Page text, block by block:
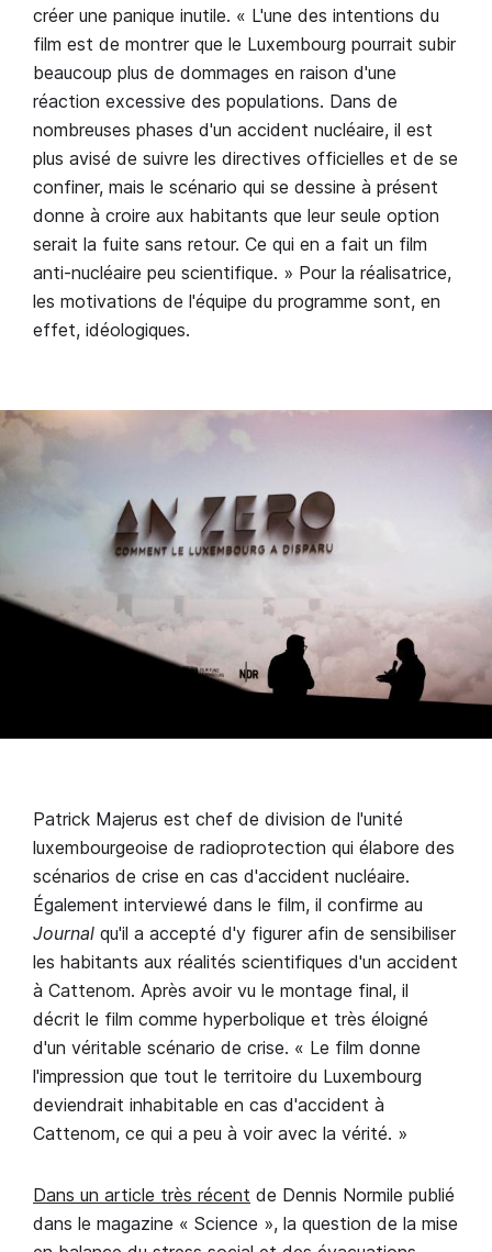
créer une panique inutile. « L'une des intentions du
film est de montrer que le Luxembourg pourrait subir
beaucoup plus de dommages en raison d'une
réaction excessive des populations. Dans de
nombreuses phases d'un accident nucléaire, il est
plus avisé de suivre les directives officielles et de se
confiner, mais le scénario qui se dessine à présent
donne à croire aux habitants que leur seule option
serait la fuite sans retour. Ce qui en a fait un film
anti-nucléaire peu scientifique. » Pour la réalisatrice,
les motivations de l'équipe du programme sont, en
effet, idéologiques.
Patrick Majerus est chef de division de l'unité
luxembourgeoise de radioprotection qui élabore des
scénarios de crise en cas d'accident nucléaire.
Également interviewé dans le film, il confirme au
Journal qu'il a accepté d'y figurer afin de sensibiliser
les habitants aux réalités scientifiques d'un accident
à Cattenom. Après avoir vu le montage final, il
décrit le film comme hyperbolique et très éloigné
d'un véritable scénario de crise. « Le film donne
l'impression que tout le territoire du Luxembourg
deviendrait inhabitable en cas d'accident à
Cattenom, ce qui a peu à voir avec la vérité. »
Dans un article très récent de Dennis Normile publié
dans le magazine « Science », la question de la mise